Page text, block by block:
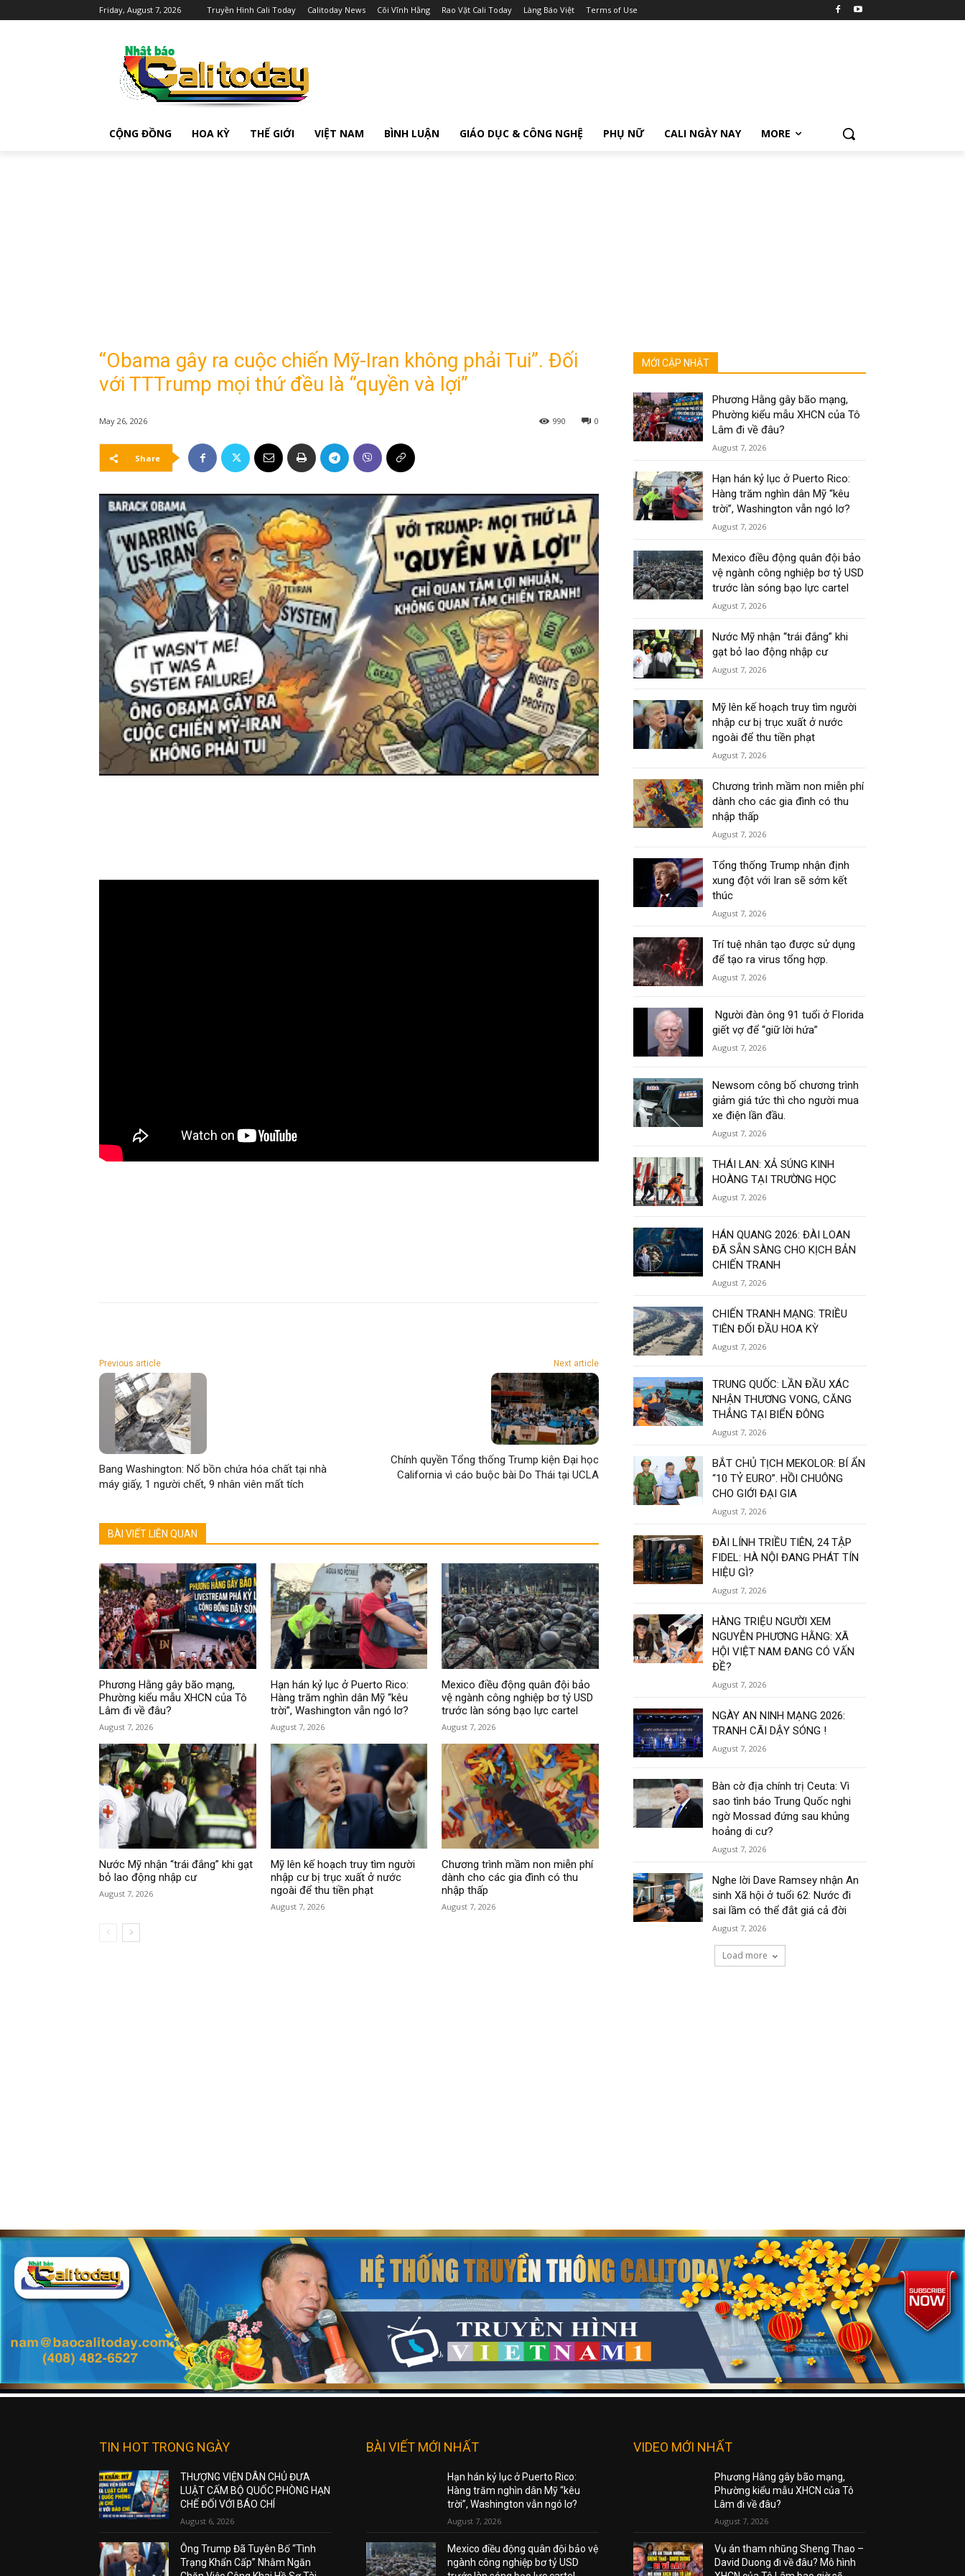
Friday, August 7, 2026 Truyền Hình Cali Today Calitoday News Cõi Vĩnh Hằng Rao Vặt Cali Today Làng Báo Việt Terms of Use
CỘNG ĐỒNG HOA KỲ THẾ GIỚI VIỆT NAM BÌNH LUẬN GIÁO DỤC & CÔNG NGHỆ PHỤ NỮ CALI NGÀY NAY MORE
“Obama gây ra cuộc chiến Mỹ-Iran không phải Tui”. Đối
với TTTrump mọi thứ đều là “quyền và lợi”
May 26, 2026 0
990
Share
Previous article
Bang Washington: Nổ bồn chứa hóa chất tại nhà
máy giấy, 1 người chết, 9 nhân viên mất tích
Next article
Chính quyền Tổng thống Trump kiện Đại học
California vì cáo buộc bài Do Thái tại UCLA
BÀI VIẾT LIÊN QUAN
Phương Hằng gây bão mạng,
Phường kiểu mẫu XHCN của Tô
Lâm đi về đâu?
August 7, 2026
Hạn hán kỷ lục ở Puerto Rico:
Hàng trăm nghìn dân Mỹ “kêu
trời”, Washington vẫn ngó lơ?
August 7, 2026
Mexico điều động quân đội bảo
vệ ngành công nghiệp bơ tỷ USD
trước làn sóng bạo lực cartel
August 7, 2026
Nước Mỹ nhận “trái đắng” khi gạt
bỏ lao động nhập cư
August 7, 2026
Mỹ lên kế hoạch truy tìm người
nhập cư bị trục xuất ở nước
ngoài để thu tiền phạt
August 7, 2026
Chương trình mầm non miễn phí
dành cho các gia đình có thu
nhập thấp
August 7, 2026
MỚI CẬP NHẬT
Phương Hằng gây bão mạng,
Phường kiểu mẫu XHCN của Tô
Lâm đi về đâu?
August 7, 2026
Hạn hán kỷ lục ở Puerto Rico:
Hàng trăm nghìn dân Mỹ “kêu
trời”, Washington vẫn ngó lơ?
August 7, 2026
Mexico điều động quân đội bảo
vệ ngành công nghiệp bơ tỷ USD
trước làn sóng bạo lực cartel
August 7, 2026
Nước Mỹ nhận “trái đắng” khi
gạt bỏ lao động nhập cư
August 7, 2026
Mỹ lên kế hoạch truy tìm người
nhập cư bị trục xuất ở nước
ngoài để thu tiền phạt
August 7, 2026
Chương trình mầm non miễn phí
dành cho các gia đình có thu
nhập thấp
August 7, 2026
Tổng thống Trump nhận định
xung đột với Iran sẽ sớm kết
thúc
August 7, 2026
Trí tuệ nhân tạo được sử dụng
để tạo ra virus tổng hợp.
August 7, 2026
Người đàn ông 91 tuổi ở Florida
giết vợ để “giữ lời hứa”
August 7, 2026
Newsom công bố chương trình
giảm giá tức thì cho người mua
xe điện lần đầu.
August 7, 2026
THÁI LAN: XẢ SÚNG KINH
HOÀNG TẠI TRƯỜNG HỌC
August 7, 2026
HÁN QUANG 2026: ĐÀI LOAN
ĐÃ SẴN SÀNG CHO KỊCH BẢN
CHIẾN TRANH
August 7, 2026
CHIẾN TRANH MẠNG: TRIỀU
TIÊN ĐỐI ĐẦU HOA KỲ
August 7, 2026
TRUNG QUỐC: LẦN ĐẦU XÁC
NHẬN THƯƠNG VONG, CĂNG
THẲNG TẠI BIỂN ĐÔNG
August 7, 2026
BẮT CHỦ TỊCH MEKOLOR: BÍ ẨN
“10 TỶ EURO”. HỒI CHUÔNG
CHO GIỚI ĐẠI GIA
August 7, 2026
ĐÀI LÍNH TRIỀU TIÊN, 24 TẬP
FIDEL: HÀ NỘI ĐANG PHÁT TÍN
HIỆU GÌ?
August 7, 2026
HÀNG TRIỆU NGƯỜI XEM
NGUYỄN PHƯƠNG HẰNG: XÃ
HỘI VIỆT NAM ĐANG CÓ VẤN
ĐỀ?
August 7, 2026
NGÀY AN NINH MẠNG 2026:
TRANH CÃI DẬY SÓNG !
August 7, 2026
Bàn cờ địa chính trị Ceuta: Vì
sao tình báo Trung Quốc nghi
ngờ Mossad đứng sau khủng
hoảng di cư?
August 7, 2026
Nghe lời Dave Ramsey nhận An
sinh Xã hội ở tuổi 62: Nước đi
sai lầm có thể đắt giá cả đời
August 7, 2026
Load more
TIN HOT TRONG NGÀY
THƯỢNG VIỆN DÂN CHỦ ĐƯA
LUẬT CẤM BỘ QUỐC PHÒNG HẠN
CHẾ ĐỐI VỚI BÁO CHÍ
August 6, 2026
Ông Trump Đã Tuyên Bố “Tình
Trạng Khẩn Cấp” Nhằm Ngăn
BÀI VIẾT MỚI NHẤT
Hạn hán kỷ lục ở Puerto Rico:
Hàng trăm nghìn dân Mỹ “kêu
trời”, Washington vẫn ngó lơ?
August 7, 2026
Mexico điều động quân đội bảo vệ
ngành công nghiệp bơ tỷ USD
VIDEO MỚI NHẤT
Phương Hằng gây bão mạng,
Phường kiểu mẫu XHCN của Tô
Lâm đi về đâu?
August 7, 2026
Vụ án tham nhũng Sheng Thao –
David Duong đi về đâu? Mô hình